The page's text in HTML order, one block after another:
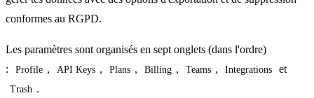
conformes au RGPD.
Les paramètres sont organisés en sept onglets (dans l'ordre)
:
Profile , API Keys , Plans , Billing , Teams , Integrations et
Trash .